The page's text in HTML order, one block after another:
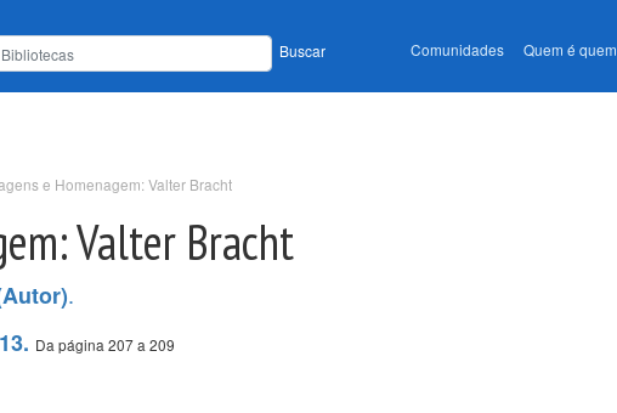
Buscar Comunidades Quem é quem
e Homenagem: Valter Bracht
Valter Bracht
.
Da página 207 a 209